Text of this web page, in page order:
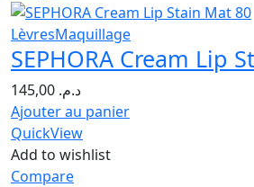
LèvresMaquillage
SEPHORA Cream Lip
د.م.
Ajouter au panier
QuickView
Add to wishlist
Compare